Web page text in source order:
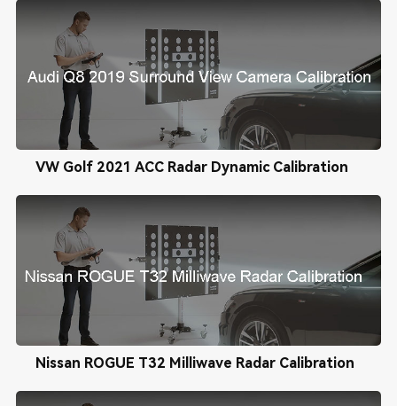
VW Golf 2021 ACC Radar Dynamic Calibration
Nissan ROGUE T32 Milliwave Radar Calibration